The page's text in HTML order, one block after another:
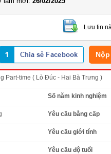
Lưu tin
Part-time ( Lò Đúc - Hai Bà Trưng )
Số năm kinh nghiệm
Yêu cầu bằng cấp
Yêu cầu giới tính
Yêu cầu độ tuổi